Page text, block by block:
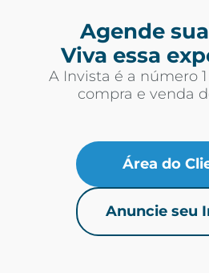
Agende
Viva essa
A Invista é a número
compra e venda
Área do
Anuncie seu